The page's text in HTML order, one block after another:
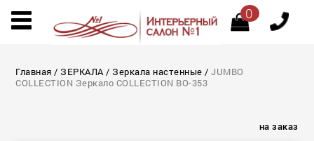
0
Главная /ЗЕРКАЛА /Зеркала настенные /JUMBO
COLLECTION Зеркало COLLECTION BO-353
на заказ